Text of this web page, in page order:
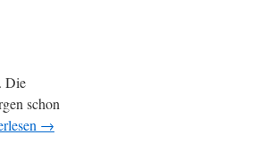
Die
schon
→